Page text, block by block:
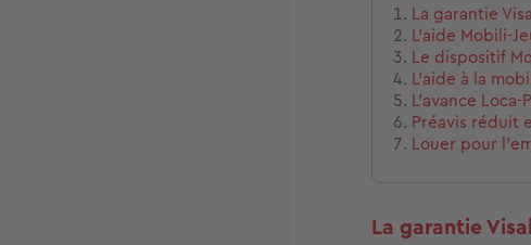
La garantie
L'aide Mobili-
Le dispositif
L'aide à la
L'avance
Préavis réduit
Louer pour
La garantie